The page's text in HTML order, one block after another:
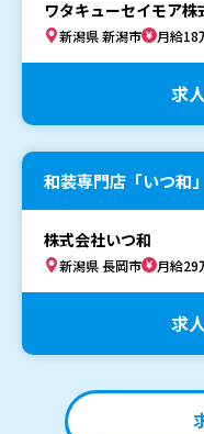
ワタキューセイモア株
新潟県 新潟市 月給18
求
和装専門店「いつ和
株式会社いつ和
新潟県 長岡市 月給29
求